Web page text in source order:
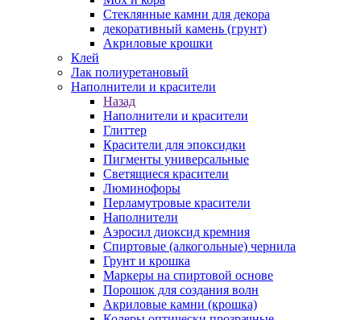
Стеклянные камни для декора
декоративный камень (грунт)
Акриловые крошки
Клей
Лак полиуретановый
Наполнители и красители
Назад
Наполнители и красители
Глиттер
Красители для эпоксидки
Пигменты универсальные
Светящиеся красители
Люминофоры
Перламутровые красители
Наполнители
Аэросил диоксид кремния
Спиртовые (алкогольные) чернила
Грунт и крошка
Маркеры на спиртовой основе
Порошок для создания волн
Акриловые камни (крошка)